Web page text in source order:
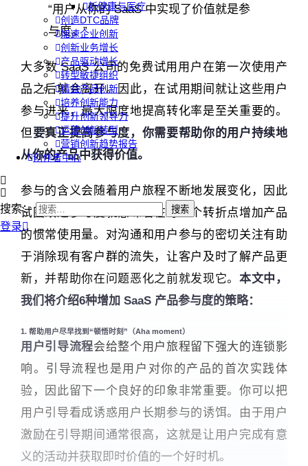
新健康与医疗
创造DTC品牌
加速企业创新
创新业务增长
产品驱动增长
转型敏捷组织
精益产品创新
培养创新能力
提升创新领导力
运营创新转型
营销创新趋势报告
创作者中心
搜索：
登录
“用户从你的 SaaS 中实现了价值就是参
与度。”
大多数 SaaS 公司的免费试用用户在第一次使用产
品之后就会离开。因此，在试用期间就让这些用户
参与进来，最大限度地提高转化率是至关重要的。
但 要真正提高参与度，你需要帮助你的用户持续地
从你的产品中获得价值。
参与的含义会随着用户旅程不断地发展变化，因此
试图改进参与度就意味着在每一个转折点增加产品
的惯常使用量。对沟通和用户参与的密切关注有助
于消除现有客户群的流失，让客户及时了解产品更
新，并帮助你在问题恶化之前就发现它。 本文中，
我们将介绍6种增加 SaaS 产品参与度的策略：
1. 帮助用户尽早找到“顿悟时刻”（Aha moment）
用户引导流程会给整个用户旅程留下强大的连锁影
响。引导流程也是用户对你的产品的首次实践体
验，因此留下一个良好的印象非常重要。你可以把
用户引导看成诱惑用户长期参与的诱饵。由于用户
激励在引导期间通常很高，这就是让用户完成有意
义的活动并获取即时价值的一个好时机。